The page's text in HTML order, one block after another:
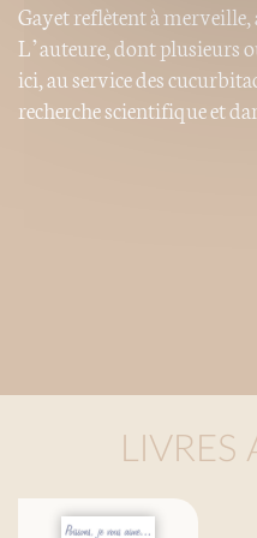
Gayet reflètent à
L’auteure, dont plusieurs
ici, au service des
recherche scientifique et